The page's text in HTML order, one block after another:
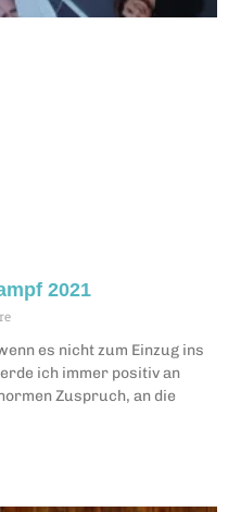
2021
es nicht zum Einzug ins
ich immer positiv an
Zuspruch, an die